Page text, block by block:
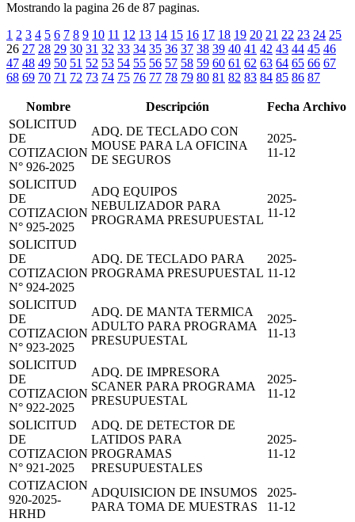
Mostrando la pagina 26 de 87 paginas.
1 2 3 4 5 6 7 8 9 10 11 12 13 14 15 16 17 18 19 20 21 22 23 24 25
26 27 28 29 30 31 32 33 34 35 36 37 38 39 40 41 42 43 44 45 46
47 48 49 50 51 52 53 54 55 56 57 58 59 60 61 62 63 64 65 66 67
68 69 70 71 72 73 74 75 76 77 78 79 80 81 82 83 84 85 86 87
Nombre Descripción Fecha Archivo
SOLICITUD
DE
COTIZACION
N° 926-2025
ADQ. DE TECLADO CON
MOUSE PARA LA OFICINA
DE SEGUROS
2025-
11-12
SOLICITUD
DE
COTIZACION
N° 925-2025
ADQ EQUIPOS
NEBULIZADOR PARA
PROGRAMA PRESUPUESTAL
2025-
11-12
SOLICITUD
DE
COTIZACION
N° 924-2025
ADQ. DE TECLADO PARA
PROGRAMA PRESUPUESTAL
2025-
11-12
SOLICITUD
DE
COTIZACION
N° 923-2025
ADQ. DE MANTA TERMICA
ADULTO PARA PROGRAMA
PRESUPUESTAL
2025-
11-13
SOLICITUD
DE
COTIZACION
N° 922-2025
ADQ. DE IMPRESORA
SCANER PARA PROGRAMA
PRESUPUESTAL
2025-
11-12
SOLICITUD
DE
COTIZACION
N° 921-2025
ADQ. DE DETECTOR DE
LATIDOS PARA
PROGRAMAS
PRESUPUESTALES
2025-
11-12
COTIZACION
920-2025-
HRHD
ADQUISICION DE INSUMOS
PARA TOMA DE MUESTRAS
2025-
11-12